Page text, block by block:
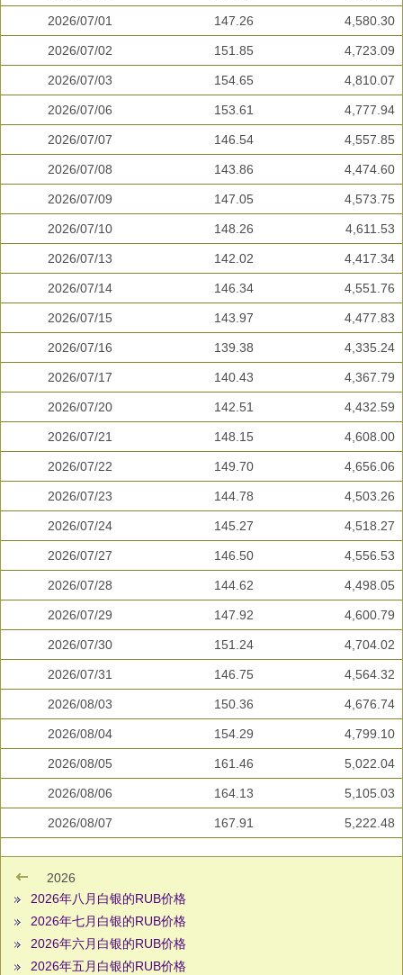
2026/07/01 147.26 4,580.30
2026/07/02 151.85 4,723.09
2026/07/03 154.65 4,810.07
2026/07/06 153.61 4,777.94
2026/07/07 146.54 4,557.85
2026/07/08 143.86 4,474.60
2026/07/09 147.05 4,573.75
2026/07/10 148.26 4,611.53
2026/07/13 142.02 4,417.34
2026/07/14 146.34 4,551.76
2026/07/15 143.97 4,477.83
2026/07/16 139.38 4,335.24
2026/07/17 140.43 4,367.79
2026/07/20 142.51 4,432.59
2026/07/21 148.15 4,608.00
2026/07/22 149.70 4,656.06
2026/07/23 144.78 4,503.26
2026/07/24 145.27 4,518.27
2026/07/27 146.50 4,556.53
2026/07/28 144.62 4,498.05
2026/07/29 147.92 4,600.79
2026/07/30 151.24 4,704.02
2026/07/31 146.75 4,564.32
2026/08/03 150.36 4,676.74
2026/08/04 154.29 4,799.10
2026/08/05 161.46 5,022.04
2026/08/06 164.13 5,105.03
2026/08/07 167.91 5,222.48
2026
2026年八月白银的RUB价格
2026年七月白银的RUB价格
2026年六月白银的RUB价格
2026年五月白银的RUB价格